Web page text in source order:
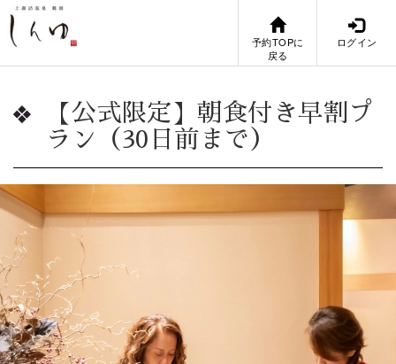
予約TOPに
戻る
ログイン
【公式限定】朝食付き早割プ
ラン（30日前まで）